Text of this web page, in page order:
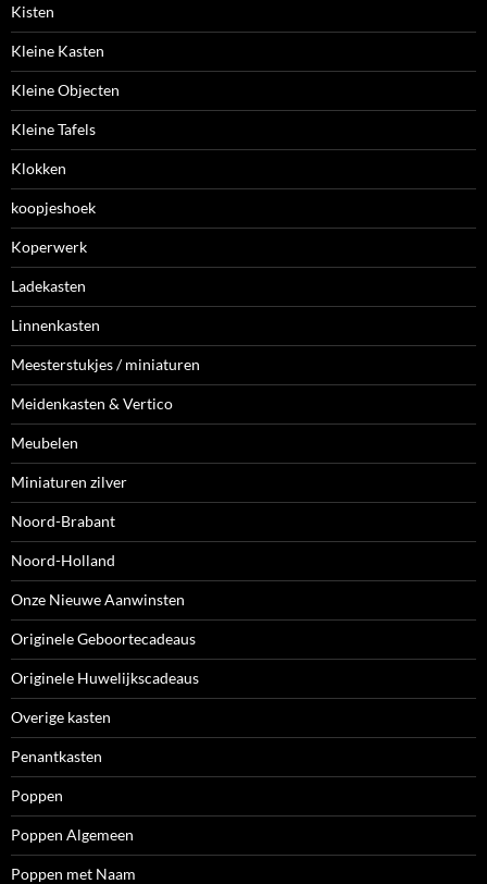
Kisten
Kleine Kasten
Kleine Objecten
Kleine Tafels
Klokken
koopjeshoek
Koperwerk
Ladekasten
Linnenkasten
Meesterstukjes / miniaturen
Meidenkasten & Vertico
Meubelen
Miniaturen zilver
Noord-Brabant
Noord-Holland
Onze Nieuwe Aanwinsten
Originele Geboortecadeaus
Originele Huwelijkscadeaus
Overige kasten
Penantkasten
Poppen
Poppen Algemeen
Poppen met Naam